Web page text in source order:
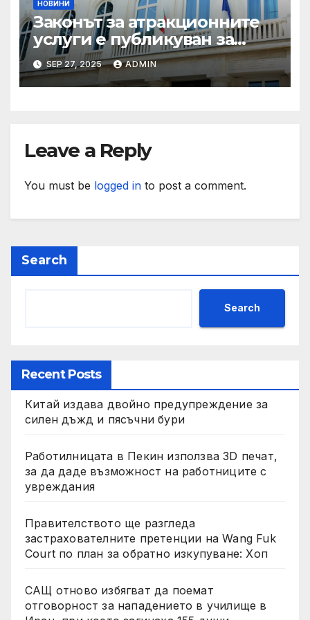
НОВИНИ
Законът за атракционните
услуги е публикуван за
обществено обсъждане
SEP 27, 2025 ADMIN
Leave a Reply
You must be logged in to post a comment.
Search
Search
Recent Posts
Китай издава двойно предупреждение за
силен дъжд и пясъчни бури
Работилницата в Пекин използва 3D печат,
за да даде възможност на работниците с
увреждания
Правителството ще разгледа
застрахователните претенции на Wang Fuk
Court по план за обратно изкупуване: Хоп
САЩ отново избягват да поемат
отговорност за нападението в училище в